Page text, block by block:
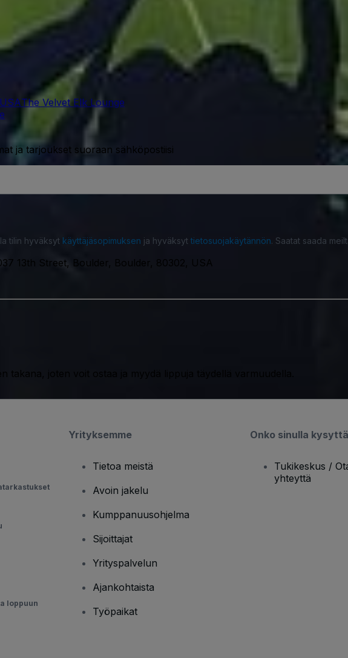
The Velvet Elk Lounge
ja tarjoukset suoraan sähköpostiisi
tilin hyväksyt käyttäjäsopimuksen ja hyväksyttietosuojakäytännön. Saatat saada
13th Street, Boulder, Boulder, 80302, USA
takana, joten voit ostaa ja myydä lippuja täydellä varmuudella.
loppuun
Yrityksemme
Tietoa meistä
Avoin jakelu
Kumppanuusohjelma
Sijoittajat
Yrityspalvelun
Ajankohtaista
Työpaikat
Onko sinulla
Tukikeskus /
yhteyttä